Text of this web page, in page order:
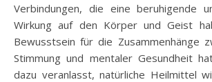
Verbindungen, die eine beruhigende
Wirkung auf den Körper und Geist
Bewusstsein für die Zusammenhänge
Stimmung und mentaler Gesundheit
dazu veranlasst, natürliche Heilmittel